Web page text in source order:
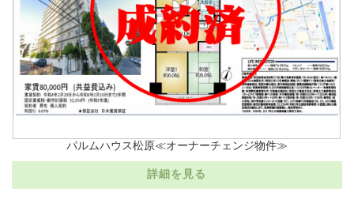
パルムハウス松原≪オーナーチェンジ物件≫
詳細を見る